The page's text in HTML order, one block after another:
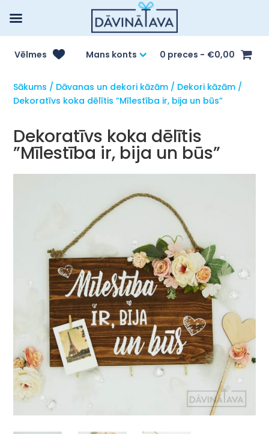
Vēlmes Mans konts 0 preces €0,00
Sākums / Dāvanas un dekori kāzām / Dekori kāzām /
Dekoratīvs koka dēlītis ”Mīlestība ir, bija un būs”
Dekoratīvs koka dēlītis
”Mīlestība ir, bija un būs”